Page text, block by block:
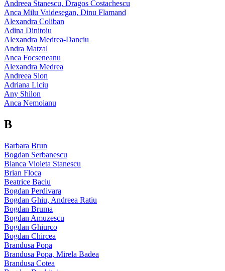
Andreea Stanescu, Dragos Costachescu
Anca Milu Vaidesegan, Dinu Flamand
Alexandra Coliban
Adina Dinitoiu
Alexandra Medrea-Danciu
Andra Matzal
Anca Focseneanu
Alexandra Medrea
Andreea Sion
Adriana Liciu
Any Shilon
Anca Nemoianu
B
Barbara Brun
Bogdan Serbanescu
Bianca Violeta Stanescu
Brian Floca
Beatrice Baciu
Bogdan Perdivara
Bogdan Ghiu, Andreea Ratiu
Bogdan Bruma
Bogdan Amuzescu
Bogdan Ghiurco
Bogdan Chircea
Brandusa Popa
Brandusa Popa, Mirela Badea
Brandusa Cotea